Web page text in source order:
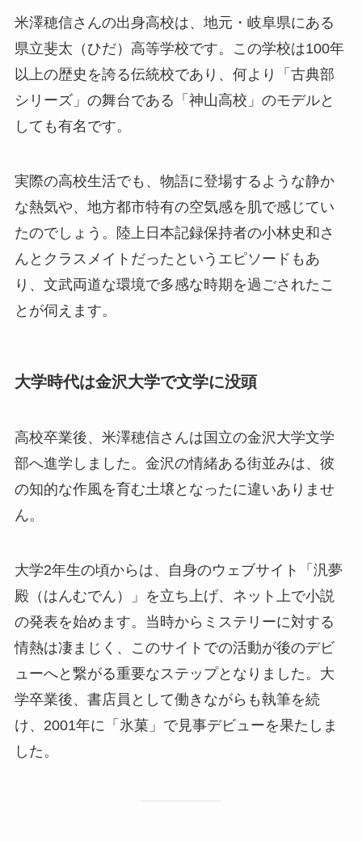
米澤穂信さんの出身高校は、地元・岐阜県にある
県立斐太（ひだ）高等学校です。この学校は100年
以上の歴史を誇る伝統校であり、何より「古典部
シリーズ」の舞台である「神山高校」のモデルと
しても有名です。
実際の高校生活でも、物語に登場するような静か
な熱気や、地方都市特有の空気感を肌で感じてい
たのでしょう。陸上日本記録保持者の小林史和さ
んとクラスメイトだったというエピソードもあ
り、文武両道な環境で多感な時期を過ごされたこ
とが伺えます。
大学時代は金沢大学で文学に没頭
高校卒業後、米澤穂信さんは国立の金沢大学文学
部へ進学しました。金沢の情緒ある街並みは、彼
の知的な作風を育む土壌となったに違いありませ
ん。
大学2年生の頃からは、自身のウェブサイト「汎夢
殿（はんむでん）」を立ち上げ、ネット上で小説
の発表を始めます。当時からミステリーに対する
情熱は凄まじく、このサイトでの活動が後のデビ
ューへと繋がる重要なステップとなりました。大
学卒業後、書店員として働きながらも執筆を続
け、2001年に「氷菓」で見事デビューを果たしま
した。